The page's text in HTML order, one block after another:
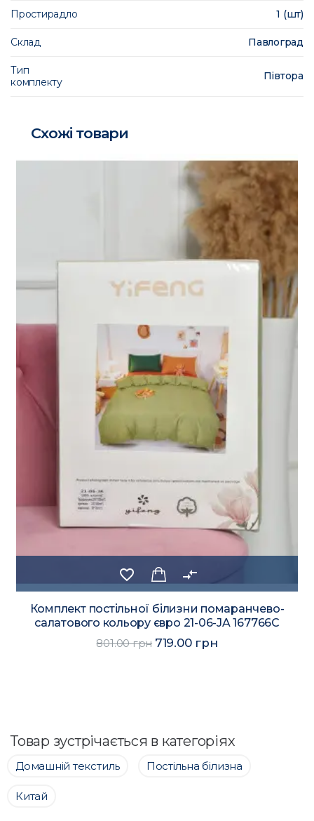
Простирадло 1 (шт)
Склад Павлоград
Тип
комплекту
Півтора
Схожі товари
favorite_border compare_arrows
Комплект постільної білизни помаранчево-
салатового кольору євро 21-06-JA 167766C
801.00 грн 719.00 грн
Товар зустрічається в категоріях
Домашній текстиль Постільна білизна
Китай